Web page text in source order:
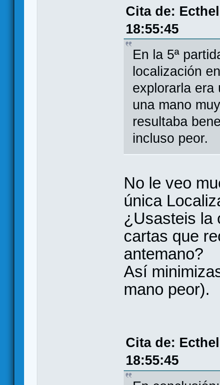
Cita de:
18:55:45
En la 5ª
localización
explorarla era
una mano
resultaba
incluso peor.
No le veo
única
¿Usasteis la
cartas que
antemano?
Así
mano peor).
Cita de:
18:55:45